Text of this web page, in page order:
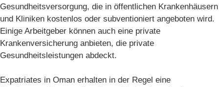
Gesundheitsversorgung, die in öffentlichen Krankenhäusern
und Kliniken kostenlos oder subventioniert angeboten wird.
Einige Arbeitgeber können auch eine private
Krankenversicherung anbieten, die private
Gesundheitsleistungen abdeckt.
Expatriates in Oman erhalten in der Regel eine